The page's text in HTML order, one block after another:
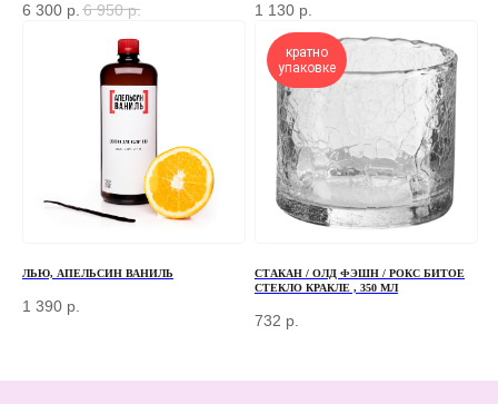
6 300 р. 6 950 р. 1 130 р.
ЛЬЮ, АПЕЛЬСИН ВАНИЛЬ
1 390 р.
кратно
упаковке
СТАКАН / ОЛД ФЭШН / РОКС БИТОЕ
СТЕКЛО КРАКЛЕ , 350 МЛ
732 р.
+7 (966) 077-55-50
Г. МОСКВА, ДЕРБЕНЕВСКАЯ
НАБЕРЕЖНАЯ, Д. 7, СТР. 2
ПЕРЕД ПОСЕЩЕНИЕМ ОФИСА, ПОЖАЛУЙСТА,
ДОСТАВКА И ОПЛАТА
БАРНЫЙ ИНВЕНТАРЬ